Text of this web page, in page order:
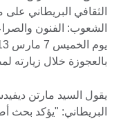
الثقافي البريطاني
الشعوب: الفنون
بالعجوزة خلال زيارته لمصر
يقول السيد مارتن
البريطاني: "يؤكد